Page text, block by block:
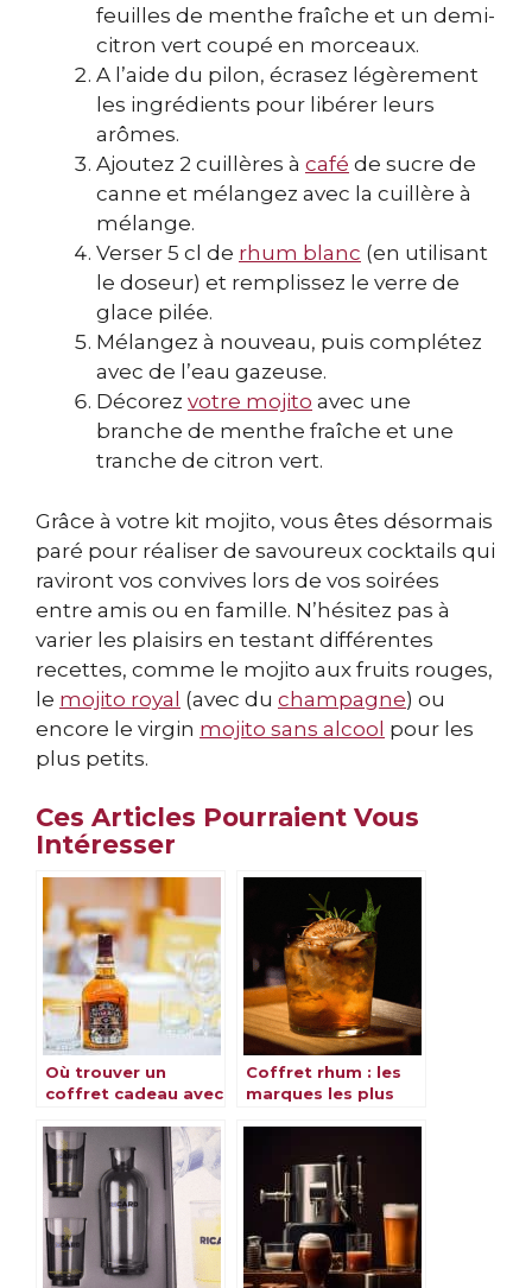
feuilles de menthe fraîche et un demi-
citron vert coupé en morceaux.
A l’aide du pilon, écrasez légèrement
les ingrédients pour libérer leurs
arômes.
Ajoutez 2 cuillères à café de sucre de
canne et mélangez avec la cuillère à
mélange.
Verser 5 cl de rhum blanc (en utilisant
le doseur) et remplissez le verre de
glace pilée.
Mélangez à nouveau, puis complétez
avec de l’eau gazeuse.
Décorez votre mojito avec une
branche de menthe fraîche et une
tranche de citron vert.
Grâce à votre kit mojito, vous êtes désormais
paré pour réaliser de savoureux cocktails qui
raviront vos convives lors de vos soirées
entre amis ou en famille. N’hésitez pas à
varier les plaisirs en testant différentes
recettes, comme le mojito aux fruits rouges,
le mojito royal (avec du champagne) ou
encore le virgin mojito sans alcool pour les
plus petits.
Ces Articles Pourraient Vous
Intéresser
Où trouver un
coffret cadeau avec
whisky différents ?
Coffret rhum : les
marques les plus